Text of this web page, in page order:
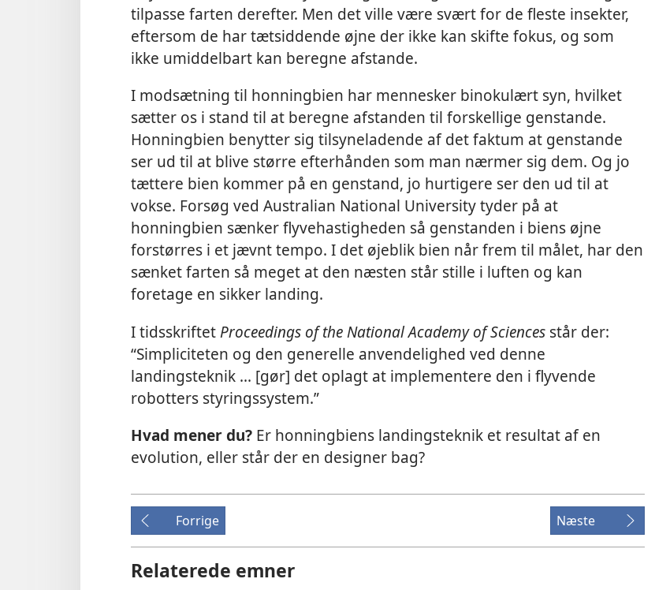
tilpasse farten derefter. Men det ville være svært for de fleste insekter,
eftersom de har tætsiddende øjne der ikke kan skifte fokus, og som
ikke umiddelbart kan beregne afstande.
I modsætning til honningbien har mennesker binokulært syn, hvilket
sætter os i stand til at beregne afstanden til forskellige genstande.
Honningbien benytter sig tilsyneladende af det faktum at genstande
ser ud til at blive større efterhånden som man nærmer sig dem. Og jo
tættere bien kommer på en genstand, jo hurtigere ser den ud til at
vokse. Forsøg ved Australian National University tyder på at
honningbien sænker flyvehastigheden så genstanden i biens øjne
forstørres i et jævnt tempo. I det øjeblik bien når frem til målet, har den
sænket farten så meget at den næsten står stille i luften og kan
foretage en sikker landing.
I tidsskriftetProceedings of the National Academy of Sciences står der:
“Simpliciteten og den generelle anvendelighed ved denne
landingsteknik ... [gør] det oplagt at implementere den i flyvende
robotters styringssystem.”
Hvad mener du? Er honningbiens landingsteknik et resultat af en
evolution, eller står der en designer bag?
Forrige Næste
Relaterede emner